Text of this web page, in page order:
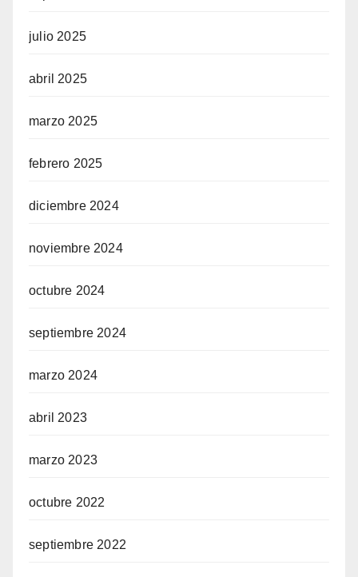
julio 2025
abril 2025
marzo 2025
febrero 2025
diciembre 2024
noviembre 2024
octubre 2024
septiembre 2024
marzo 2024
abril 2023
marzo 2023
octubre 2022
septiembre 2022